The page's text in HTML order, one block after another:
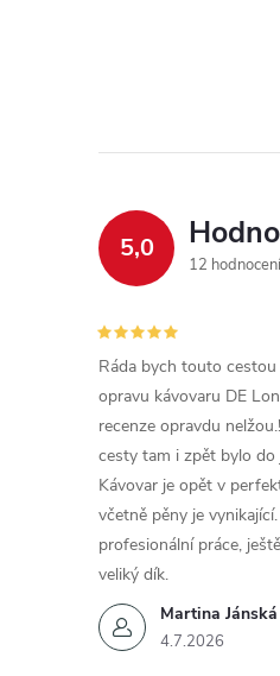
d
a
c
í
p
r
v
k
y
v
5,0
12
Martina Jánská
4.7.2026
Ráda bych touto
opravu kávovaru DE
recenze opravdu
cesty tam i zpět bylo
Kávovar je opět v
včetně pěny je
profesionální práce,
veliký dík.